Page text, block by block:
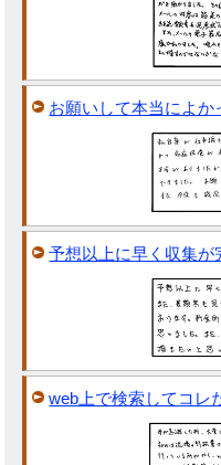
お願いして本当によか
予想以上に早く収集が
web上で検索してコレ